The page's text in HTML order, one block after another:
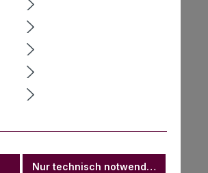
Nur technisch notwendige